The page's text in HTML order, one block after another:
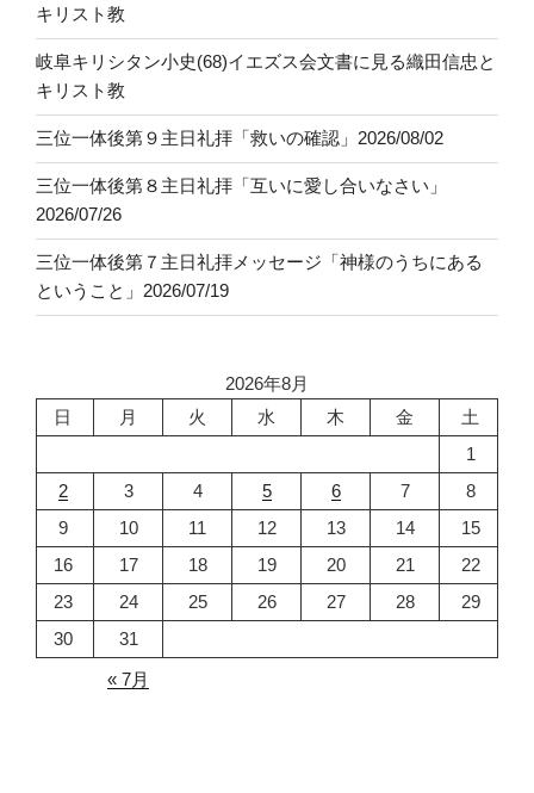
キリスト教
岐阜キリシタン小史(68)イエズス会文書に見る織田信忠と
キリスト教
三位一体後第９主日礼拝「救いの確認」2026/08/02
三位一体後第８主日礼拝「互いに愛し合いなさい」
2026/07/26
三位一体後第７主日礼拝メッセージ「神様のうちにある
ということ」2026/07/19
2026年8月
日
月 火 水 木 金
土
1
2
3 4 5 6 7
8
9
10 11 12 13 14
15
16
17 18 19 20 21
22
23
24 25 26 27 28
29
30
31
« 7月